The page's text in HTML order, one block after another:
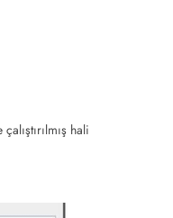
hali